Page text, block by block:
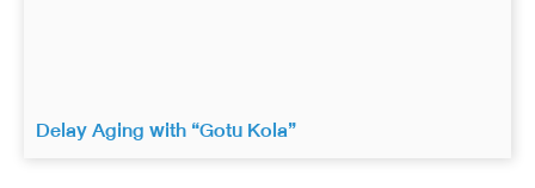
Delay Aging with “Gotu Kola”